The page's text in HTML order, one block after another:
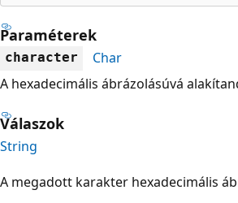
Paraméterek
character
Char
A hexadecimális ábrázolásúvá
Válaszok
String
A megadott karakter hexadecimális